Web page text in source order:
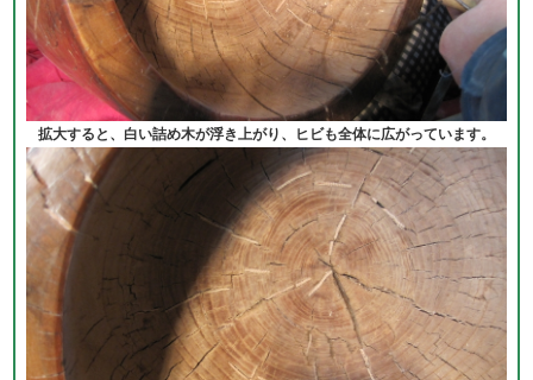
拡大すると、白い詰め木が浮き上がり、ヒビも全体に広がっています。